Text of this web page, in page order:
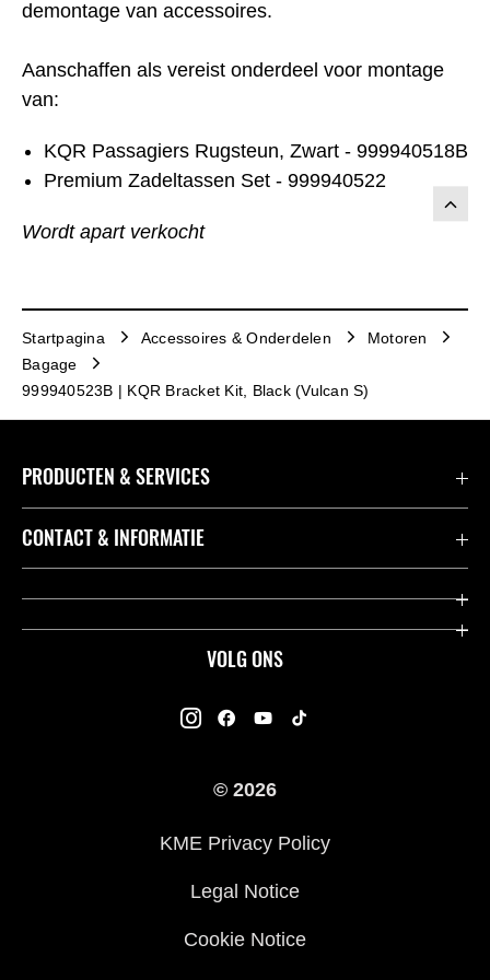
demontage van accessoires.
Aanschaffen als vereist onderdeel voor montage
van:
KQR Passagiers Rugsteun, Zwart - 999940518B
Premium Zadeltassen Set - 999940522
Wordt apart verkocht
Startpagina Accessoires & Onderdelen
Motoren
Bagage
999940523B | KQR Bracket Kit, Black (Vulcan S)
VOLG ONS
PRODUCTEN & SERVICES
Accessoires & Onderdelen
Dealers
K-Care Fabrieksgarantie
Gebruikershandleidingen
Kawasaki Road Assistance
Veelgestelde Vragen
CONTACT & INFORMATIE
Contact
© 2026
KME Privacy Policy
Legal Notice
Cookie Notice